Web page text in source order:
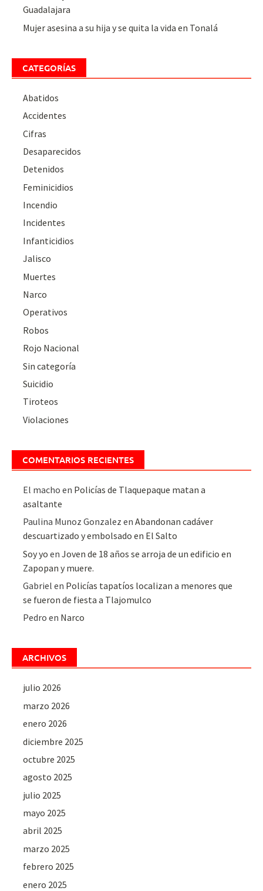
Guadalajara
Mujer asesina a su hija y se quita la vida en Tonalá
CATEGORÍAS
Abatidos
Accidentes
Cifras
Desaparecidos
Detenidos
Feminicidios
Incendio
Incidentes
Infanticidios
Jalisco
Muertes
Narco
Operativos
Robos
Rojo Nacional
Sin categoría
Suicidio
Tiroteos
Violaciones
COMENTARIOS RECIENTES
El macho en Policías de Tlaquepaque matan a
asaltante
Paulina Munoz Gonzalez enAbandonan cadáver
descuartizado y embolsado en El Salto
Soy yo enJoven de 18 años se arroja de un edificio en
Zapopan y muere.
Gabriel en Policías tapatíos localizan a menores que
se fueron de fiesta a Tlajomulco
Pedro en Narco
ARCHIVOS
julio 2026
marzo 2026
enero 2026
diciembre 2025
octubre 2025
agosto 2025
julio 2025
mayo 2025
abril 2025
marzo 2025
febrero 2025
enero 2025